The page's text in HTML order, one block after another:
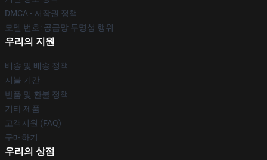
DMCA - 저작권 정책
모델 번호: 공급망 투명성 행위
우리의 지원
배송 및 배송 정책
지불 기간
반품 및 환불 정책
기타 제품
고객지원 (FAQ)
구매하기
우리의 상점